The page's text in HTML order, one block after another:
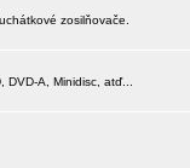
zosilňovače.
A, Minidisc, atď...